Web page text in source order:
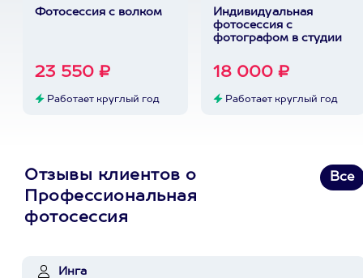
Фотосессия с волком
23 550 ₽
Работает круглый год
Индивидуальная
фотосессия с
фотографом в студии
18 000 ₽
Работает круглый год
Отзывы клиентов о
Профессиональная
фотосессия
Все
Инга